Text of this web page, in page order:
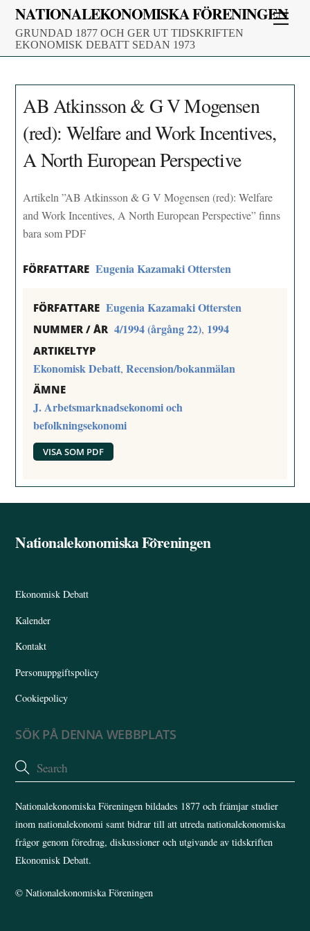
Skip
content
NATIONALEKONOMISKA FÖRENINGEN
GRUNDAD 1877 OCH GER UT TIDSKRIFTEN
EKONOMISK DEBATT SEDAN 1973
AB Atkinsson & G V Mogensen
(red): Welfare and Work Incentives,
A North European Perspective
Artikeln ”AB Atkinsson & G V Mogensen (red): Welfare
and Work Incentives, A North European Perspective” finns
bara som PDF
FÖRFATTARE Eugenia Kazamaki Ottersten
FÖRFATTARE Eugenia Kazamaki Ottersten
NUMMER / ÅR 4/1994 (årgång 22), 1994
ARTIKELTYP
Ekonomisk Debatt,Recension/bokanmälan
ÄMNE
J. Arbetsmarknadsekonomi och
befolkningsekonomi
VISA SOM PDF
Back
Nationalekonomiska Föreningen
Ekonomisk Debatt
Kalender
Kontakt
Personuppgiftspolicy
Cookiepolicy
SÖK PÅ DENNA WEBBPLATS
Nationalekonomiska Föreningen bildades 1877 och främjar studier
inom nationalekonomi samt bidrar till att utreda nationalekonomiska
frågor genom föredrag, diskussioner och utgivande av tidskriften
Ekonomisk Debatt.
©Nationalekonomiska Föreningen